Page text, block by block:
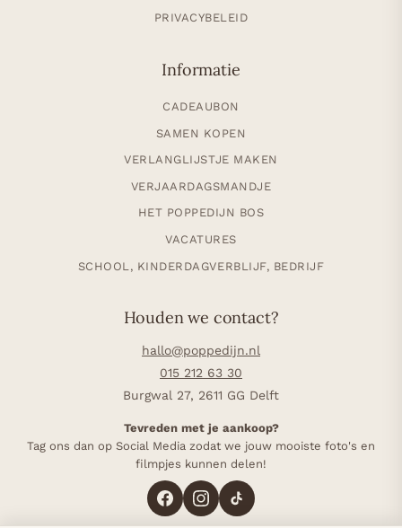
PRIVACYBELEID
Informatie
CADEAUBON
SAMEN KOPEN
VERLANGLIJSTJE MAKEN
VERJAARDAGSMANDJE
HET POPPEDIJN BOS
VACATURES
SCHOOL, KINDERDAGVERBLIJF, BEDRIJF
Houden we contact?
hallo@poppedijn.nl
015 212 63 30
Burgwal 27, 2611 GG Delft
Tevreden met je aankoop?
Tag ons dan op Social Media zodat we jouw mooiste foto's en
filmpjes kunnen delen!